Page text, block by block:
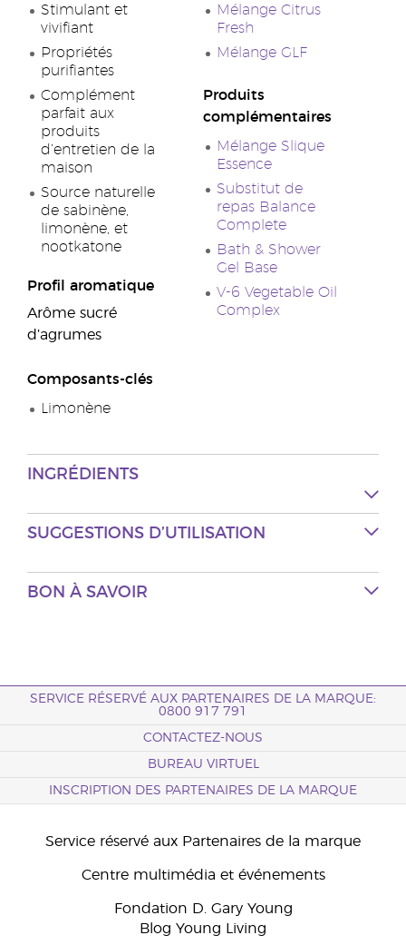
Stimulant et
vivifiant
Propriétés
purifiantes
Complément
parfait aux
produits
d’entretien de la
maison
Source naturelle
de sabinène,
limonène, et
nootkatone
Profil aromatique
Arôme sucré
d’agrumes
Composants-clés
Limonène
Mélange Citrus
Fresh
Mélange GLF
Produits
complémentaires
Mélange Slique
Essence
Substitut de
repas Balance
Complete
Bath & Shower
Gel Base
V-6 Vegetable Oil
Complex
INGRÉDIENTS
SUGGESTIONS D’UTILISATION
BON À SAVOIR
SERVICE RÉSERVÉ AUX PARTENAIRES DE LA MARQUE:
0800 917 791
CONTACTEZ-NOUS
BUREAU VIRTUEL
INSCRIPTION DES PARTENAIRES DE LA MARQUE
Service réservé aux Partenaires de la marque
Centre multimédia et événements
Fondation D. Gary Young
Blog Young Living